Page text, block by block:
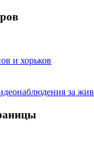
и хорьков
за